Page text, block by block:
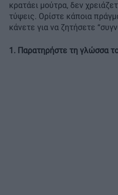
κρατάει μούτρα, δεν
τύψεις. Ορίστε κάποια
κάνετε για να ζητήσετε
1. Παρατηρήστε τη γλώσσα